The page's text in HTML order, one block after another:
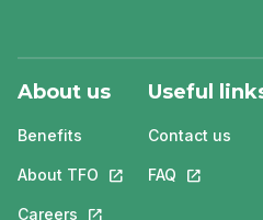
About us
Benefits
About TFO This link will open
Careers This link will open in a
Useful
Contact us
FAQ This link